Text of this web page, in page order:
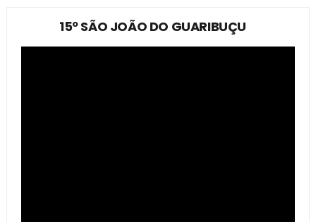
15º SÃO JOÃO DO GUARIBUÇU